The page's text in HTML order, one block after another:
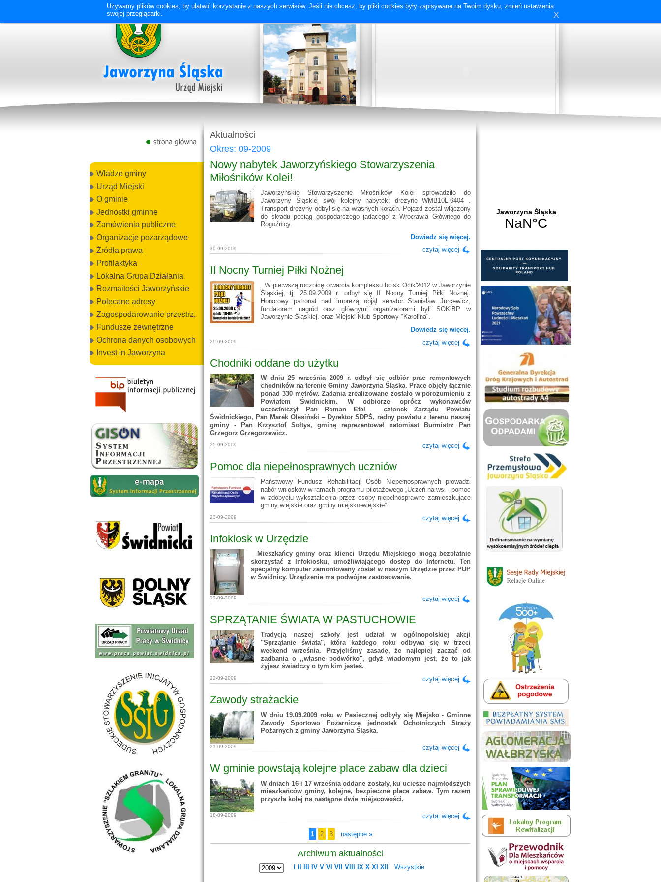
Władze gminy
Urząd Miejski
O gminie
Jednostki gminne
Zamówienia publiczne
Organizacje pozarządowe
Źródła prawa
Profilaktyka
Lokalna Grupa Działania
Rozmaitości Jaworzyńskie
Polecane adresy
Zagospodarowanie przestrz.
Fundusze zewnętrzne
Ochrona danych osobowych
Invest in Jaworzyna
Aktualności
Okres: 09-2009
Nowy nabytek Jaworzyńskiego Stowarzyszenia
Miłośników Kolei!
Jaworzyńskie Stowarzyszenie Miłośników Kolei sprowadziło do
Jaworzyny Śląskiej swój kolejny nabytek: drezynę WMB10L-6404 .
Transport drezyny odbył się na własnych kołach. Pojazd został włączony
do składu pociąg gospodarczego jadącego z Wrocławia Głównego do
Rogoźnicy.
Dowiedz się więcej.
30-09-2009 czytaj więcej
II Nocny Turniej Piłki Nożnej
W pierwszą rocznicę otwarcia kompleksu boisk Orlik'2012 w Jaworzynie
Śląskiej, tj. 25.09.2009 r. odbył się II Nocny Turniej Piłki Nożnej.
Honorowy patronat nad imprezą objął senator Stanisław Jurcewicz,
fundatorem nagród oraz głównymi organizatorami byli SOKiBP w
Jaworzynie Śląskiej. oraz Miejski Klub Sportowy "Karolina".
Dowiedz się więcej.
29-09-2009 czytaj więcej
Chodniki oddane do użytku
W dniu 25 września 2009 r. odbył się odbiór prac remontowych
chodników na terenie Gminy Jaworzyna Śląska. Prace objęły łącznie
ponad 330 metrów. Zadania zrealizowane zostało w porozumieniu z
Powiatem Świdnickim. W odbiorze oprócz wykonawców
uczestniczył Pan Roman Etel – członek Zarządu Powiatu
Świdnickiego, Pan Marek Olesiński – Dyrektor SDPŚ, radny powiatu z terenu naszej
gminy - Pan Krzysztof Sołtys, gminę reprezentował natomiast Burmistrz Pan
Grzegorz Grzegorzewicz.
25-09-2009 czytaj więcej
Pomoc dla niepełnosprawnych uczniów
Państwowy Fundusz Rehabilitacji Osób Niepełnosprawnych prowadzi
nabór wniosków w ramach programu pilotażowego „Uczeń na wsi - pomoc
w zdobyciu wykształcenia przez osoby niepełnosprawne zamieszkujące
gminy wiejskie oraz gminy miejsko-wiejskie”.
23-09-2009 czytaj więcej
Infokiosk w Urzędzie
Mieszkańcy gminy oraz klienci Urzędu Miejskiego mogą bezpłatnie
skorzystać z Infokiosku, umożliwiającego dostęp do Internetu. Ten
specjalny komputer zamontowany został w naszym Urzędzie przez PUP
w Świdnicy. Urządzenie ma podwójne zastosowanie.
22-09-2009 czytaj więcej
SPRZĄTANIE ŚWIATA W PASTUCHOWIE
Tradycją naszej szkoły jest udział w ogólnopolskiej akcji
"Sprzątanie świata", która każdego roku odbywa się w trzeci
weekend września. Przyjęliśmy zasadę, że najlepiej zacząć od
zadbania o ,,własne podwórko", gdyż wiadomym jest, że to jak
żyjesz świadczy o tym kim jesteś.
22-09-2009 czytaj więcej
Zawody strażackie
W dniu 19.09.2009 roku w Pasiecznej odbyły się Miejsko - Gminne
Zawody Sportowo Pożarnicze jednostek Ochotniczych Straży
Pożarnych z gminy Jaworzyna Śląska.
21-09-2009 czytaj więcej
W gminie powstają kolejne place zabaw dla dzieci
W dniach 16 i 17 września oddane zostały, ku uciesze najmłodszych
mieszkańców gminy, kolejne, bezpieczne place zabaw. Tym razem
przyszła kolej na następne dwie miejscowości.
18-09-2009 czytaj więcej
1 2 3 następne »
Archiwum aktualności
IV V VI VII VIII IX X XI XII Wszystkie
Używamy plików cookies, by ułatwić korzystanie z naszych serwisów. Jeśli nie chcesz, by pliki cookies były zapisywane na Twoim dysku, zmień ustawienia
swojej przeglądarki.
X